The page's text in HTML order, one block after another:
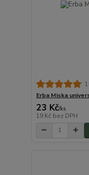
Erba Miska
23 Kč/ks
19 Kč bez DPH